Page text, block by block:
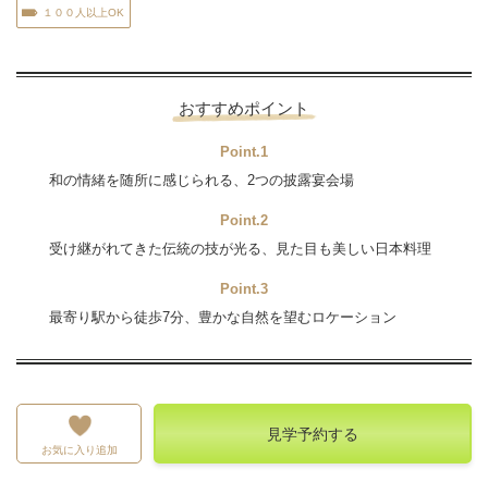
１００人以上OK
おすすめポイント
Point.1
和の情緒を随所に感じられる、2つの披露宴会場
Point.2
受け継がれてきた伝統の技が光る、見た目も美しい日本料理
Point.3
最寄り駅から徒歩7分、豊かな自然を望むロケーション
お気に入り追加
見学予約する